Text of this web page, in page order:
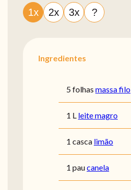
1x 2x 3x ?
Ingredientes
5 folhas massa filo
1 L leite magro
1 casca limão
1 paucanela